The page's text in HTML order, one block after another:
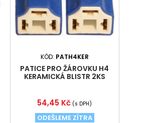
KÓD: PATH4KER
PATICE PRO ŽÁROVKU H4
KERAMICKÁ BLISTR 2KS
Cena
54,45 Kč (s DPH)
ODEŠLEME ZÍTRA